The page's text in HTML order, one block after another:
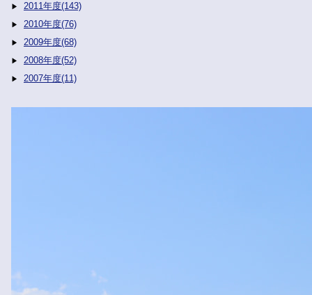
2011年度(143)
2010年度(76)
2009年度(68)
2008年度(52)
2007年度(11)